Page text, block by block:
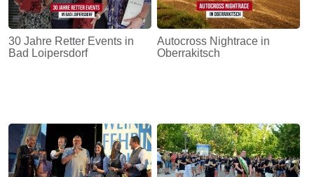
30 Jahre Retter Events in
Bad Loipersdorf
Autocross Nightrace in
Oberrakitsch